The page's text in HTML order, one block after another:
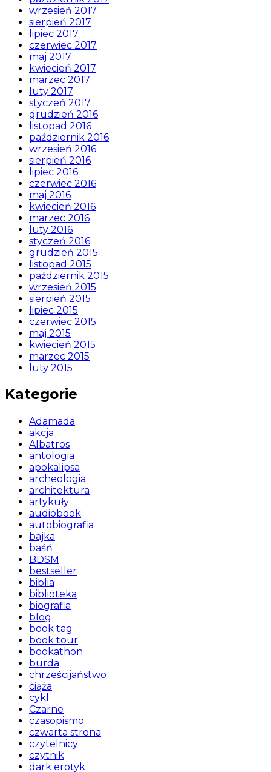
wrzesień 2017
sierpień 2017
lipiec 2017
czerwiec 2017
maj 2017
kwiecień 2017
marzec 2017
luty 2017
styczeń 2017
grudzień 2016
listopad 2016
październik 2016
wrzesień 2016
sierpień 2016
lipiec 2016
czerwiec 2016
maj 2016
kwiecień 2016
marzec 2016
luty 2016
styczeń 2016
grudzień 2015
listopad 2015
październik 2015
wrzesień 2015
sierpień 2015
lipiec 2015
czerwiec 2015
maj 2015
kwiecień 2015
marzec 2015
luty 2015
Kategorie
Adamada
akcja
Albatros
antologia
apokalipsa
archeologia
architektura
artykuły
audiobook
autobiografia
bajka
baśń
BDSM
bestseller
biblia
biblioteka
biografia
blog
book tag
book tour
bookathon
burda
chrześcijaństwo
ciąża
cykl
Czarne
czasopismo
czwarta strona
czytelnicy
czytnik
dark erotyk